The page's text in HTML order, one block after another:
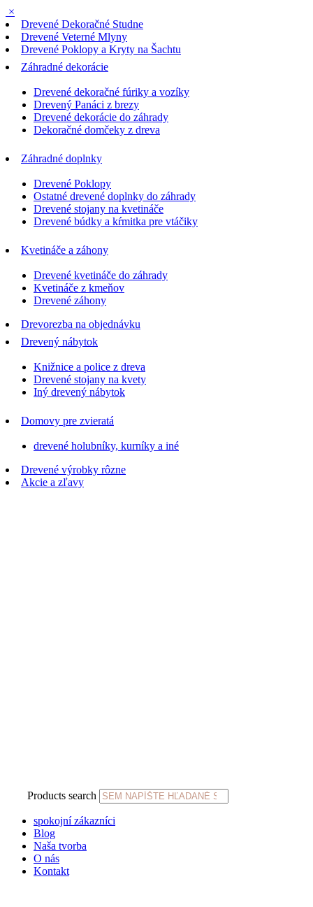
×
Drevené Dekoračné Studne
Drevené Veterné Mlyny
Drevené Poklopy a Kryty na Šachtu
Záhradné dekorácie
Drevené dekoračné fúriky a vozíky
Drevený Panáci z brezy
Drevené dekorácie do záhrady
Dekoračné domčeky z dreva
Záhradné doplnky
Drevené Poklopy
Ostatné drevené doplnky do záhrady
Drevené stojany na kvetináče
Drevené búdky a kŕmitka pre vtáčiky
Kvetináče a záhony
Drevené kvetináče do záhrady
Kvetináče z kmeňov
Drevené záhony
Drevorezba na objednávku
Drevený nábytok
Knižnice a police z dreva
Drevené stojany na kvety
Iný drevený nábytok
Domovy pre zvieratá
drevené holubníky, kurníky a iné
Drevené výrobky rôzne
Akcie a zľavy
Products search
spokojní zákazníci
Blog
Naša tvorba
O nás
Kontakt